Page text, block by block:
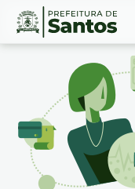
Ir
Conteúdo